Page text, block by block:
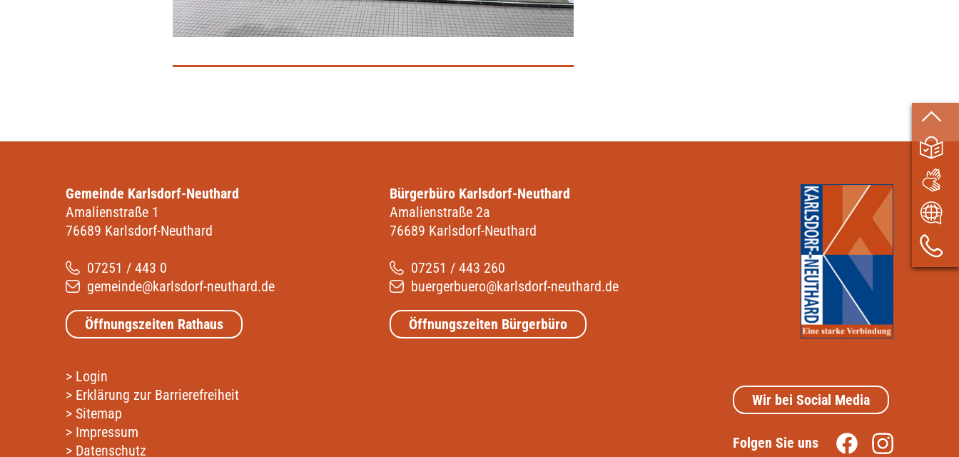
Gemeinde Karlsdorf-Neuthard
Amalienstraße 1
76689 Karlsdorf-Neuthard
07251 / 443 0
gemeinde@karlsdorf-neuthard.de
Öffnungszeiten Rathaus
> Login
> Erklärung zur Barrierefreiheit
> Sitemap
> Impressum
> Datenschutz
Bürgerbüro Karlsdorf-Neuthard
Amalienstraße 2a
76689 Karlsdorf-Neuthard
07251 / 443 260
buergerbuero@karlsdorf-neuthard.de
Öffnungszeiten Bürgerbüro
Wir bei Social Media
Folgen Sie uns